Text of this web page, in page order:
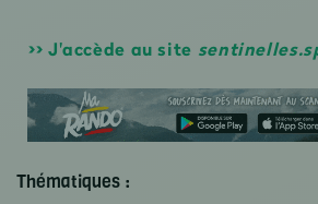
>> J'accède au site
Thématiques :